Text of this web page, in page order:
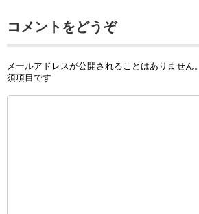
コメントをどうぞ
メールアドレスが公開されることはありません。
須項目です